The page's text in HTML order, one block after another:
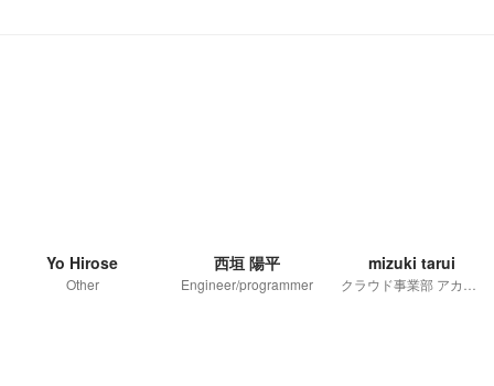
Yo Hirose
Other
西垣 陽平
Engineer/programmer
mizuki tarui